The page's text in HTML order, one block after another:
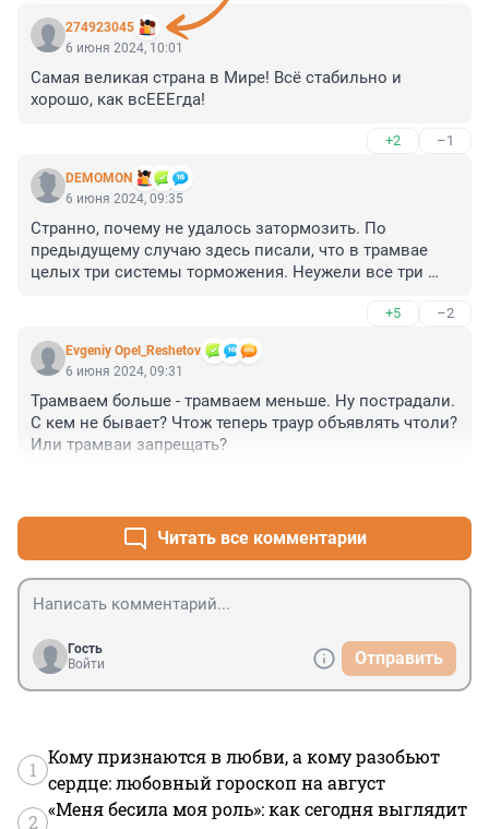
274923045
6 июня 2024, 10:01
Самая великая страна в Мире! Всё стабильно и
хорошо, как всЕЕЕгда!
+2 –1
DEMOMON
6 июня 2024, 09:35
Странно, почему не удалось затормозить. По
предыдущему случаю здесь писали, что в трамвае
целых три системы торможения. Неужели все три
+5 –2
Evgeniy Opel_Reshetov
6 июня 2024, 09:31
Трамваем больше - трамваем меньше. Ну пострадали.
С кем не бывает? Чтож теперь траур объявлять чтоли?
Или трамваи запрещать?
Читать все комментарии
Гость
Войти
Отправить
1
Кому признаются в любви, а кому разобьют
сердце: любовный гороскоп на август
2
«Меня бесила моя роль»: как сегодня выглядит